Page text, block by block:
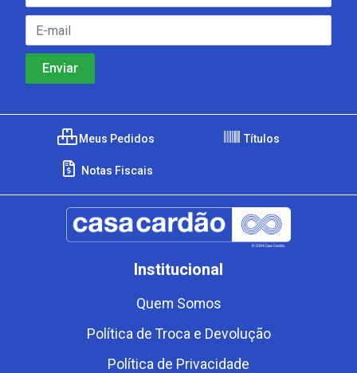
Meus Pedidos Títulos
Notas Fiscais
Institucional
Quem Somos
Política de Troca e Devolução
Política de Privacidade